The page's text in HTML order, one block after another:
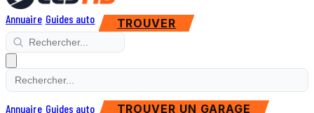
Annuaire Guides auto TROUVER
Annuaire Guides auto TROUVER UN GARAGE